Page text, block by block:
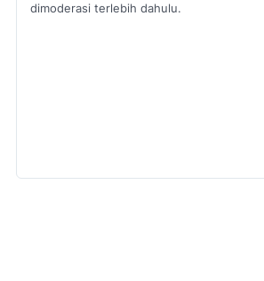
dimoderasi terlebih dahulu.